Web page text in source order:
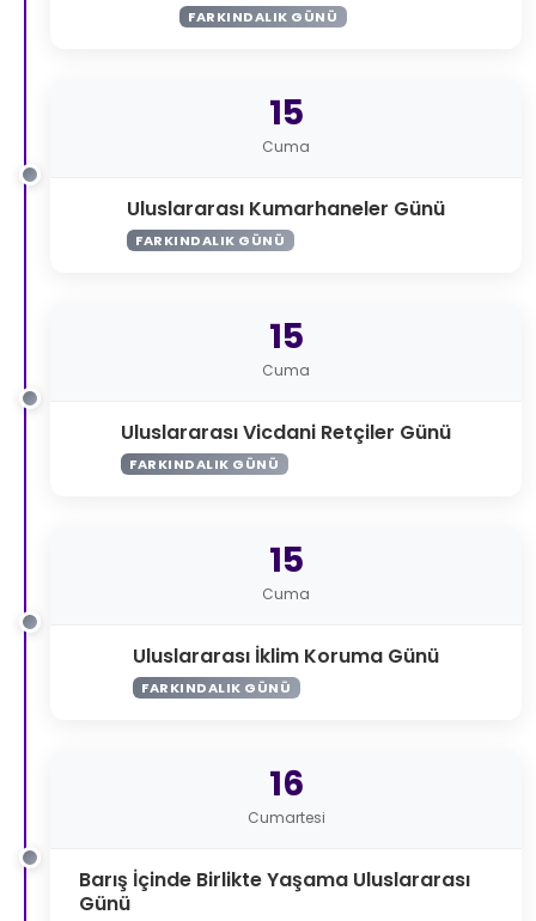
FARKINDALIK GÜNÜ
15
Cuma
Uluslararası Kumarhaneler Günü
FARKINDALIK GÜNÜ
15
Cuma
Uluslararası Vicdani Retçiler Günü
FARKINDALIK GÜNÜ
15
Cuma
Uluslararası İklim Koruma Günü
FARKINDALIK GÜNÜ
16
Cumartesi
Barış İçinde Birlikte Yaşama Uluslararası
Günü